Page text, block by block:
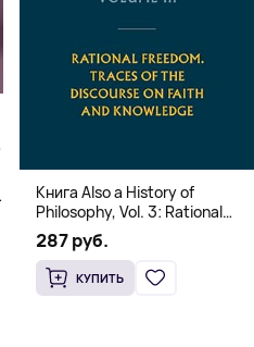
Книга Also a History of
Philosophy, Vol. 3: Rational
Freedom. Traces of the
Discourse on Faith and
Knowledge (Твердый
переплет)
287 руб.
КУПИТЬ